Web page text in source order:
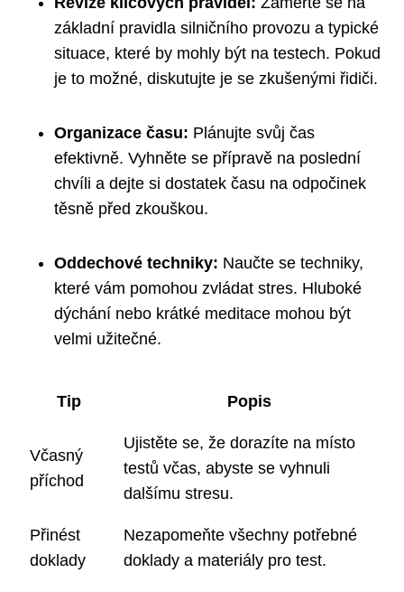
základní pravidla silničního provozu a typické
situace, které by mohly být na testech. Pokud
je to možné, diskutujte je se zkušenými řidiči.
Organizace času: Plánujte svůj čas
efektivně. Vyhněte se přípravě na poslední
chvíli a dejte si dostatek času na odpočinek
těsně před zkouškou.
Oddechové techniky: Naučte se techniky,
které vám pomohou zvládat stres. Hluboké
dýchání nebo krátké meditace mohou být
velmi užitečné.
Tip Popis
Včasný
příchod
Ujistěte se, že dorazíte na místo
testů včas, abyste se vyhnuli
dalšímu stresu.
Přinést
doklady
Nezapomeňte všechny potřebné
doklady a materiály pro test.